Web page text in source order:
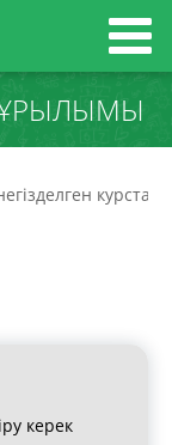
курстар
керек